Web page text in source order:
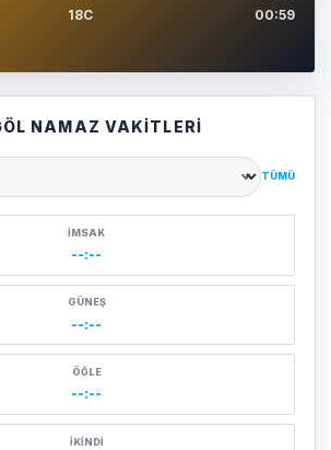
18C 00:59
NAMAZ VAKITLERI
TÜMÜ
İMSAK
--:--
GÜNEŞ
--:--
ÖĞLE
--:--
İKINDI